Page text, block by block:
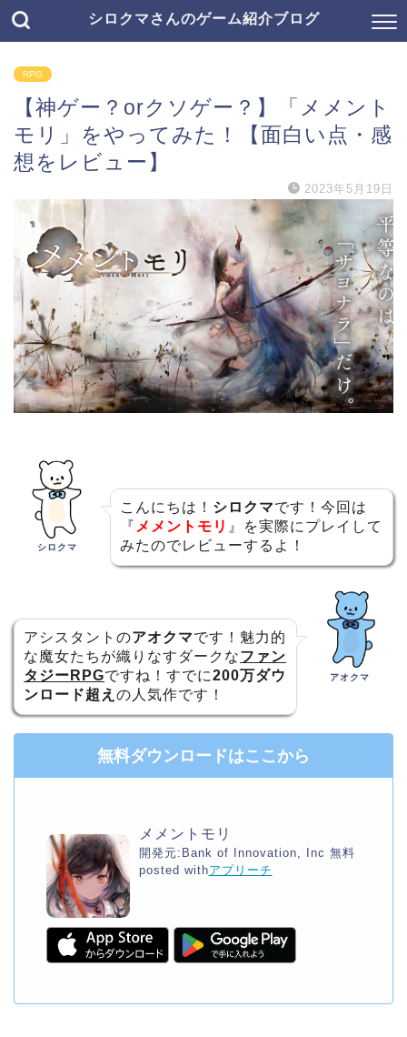
シロクマさんのゲーム紹介ブログ
RPG
【神ゲー？orクソゲー？】「メメント
モリ」をやってみた！【面白い点・感
想をレビュー】
2023年5月19日
シロクマ
こんにちは！ シロクマです！今回は
『 メメントモリ 』を実際にプレイして
みたのでレビューするよ！
アシスタントのアオクマです！魅力的
な魔女たちが織りなすダークなファン
タジーRPGですね！すでに200万ダウ
ンロード超え の人気作です！
アオクマ
無料ダウンロードはここから
メメントモリ
開発元: Bank of Innovation, Inc 無料
posted withアプリーチ